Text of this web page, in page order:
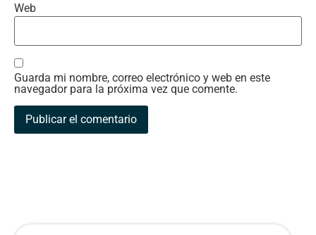
Web
Guarda mi nombre, correo electrónico y web en este
navegador para la próxima vez que comente.